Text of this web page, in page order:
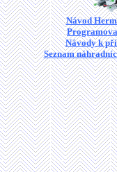
Návod
Návody k
Seznam